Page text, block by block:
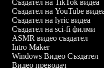
Създател на TikTok видеа
Създател на YouTube видеа
Създател на lyric видеа
Създател на sci-fi филми
ASMR видео създател
Intro Maker
Windows Видео Създател
Видео преводач